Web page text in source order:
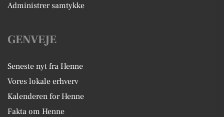
Administrer samtykke
GENVEJE
Seneste nyt fra Henne
Vores lokale erhverv
Kalenderen for Henne
Fakta om Henne